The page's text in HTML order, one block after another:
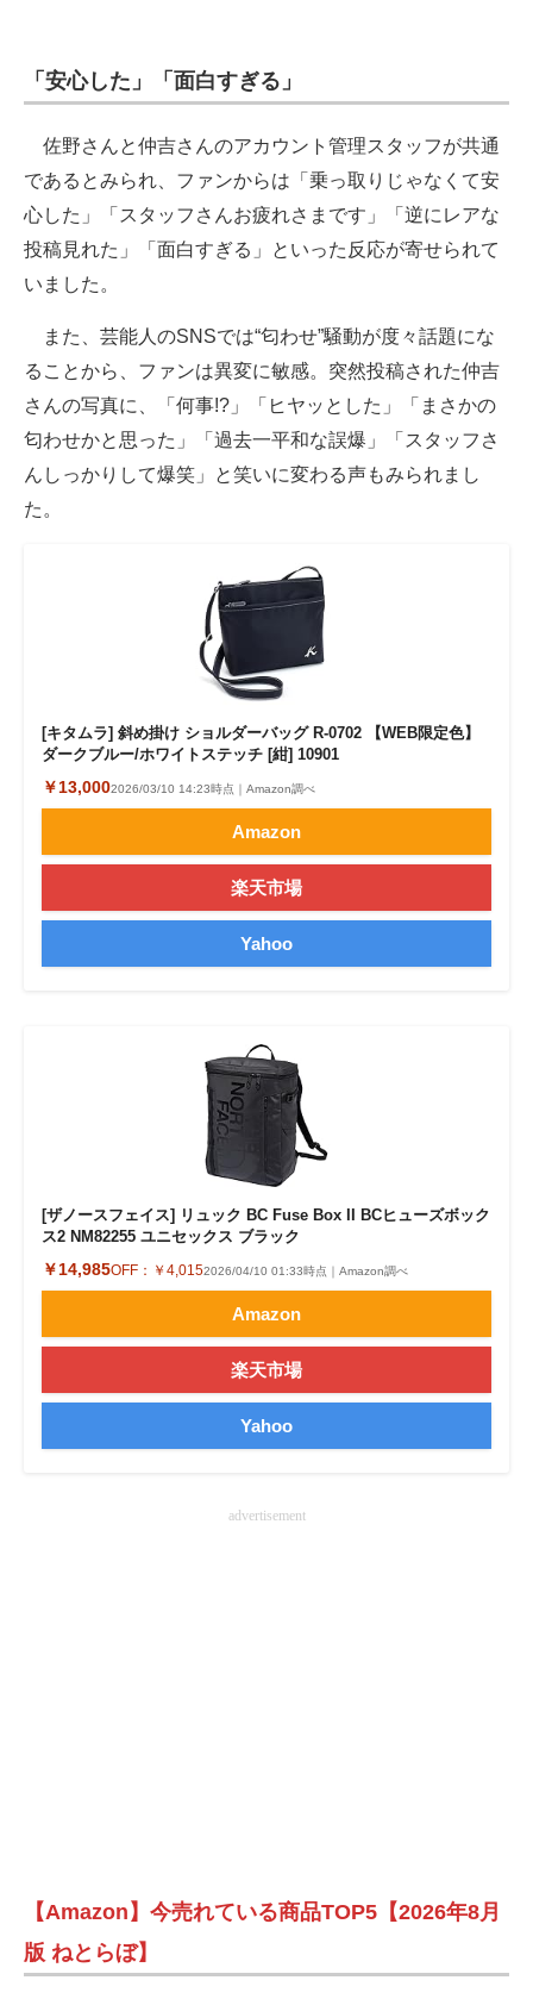
「安心した」「面白すぎる」
佐野さんと仲吉さんのアカウント管理スタッフが共通
であるとみられ、ファンからは「乗っ取りじゃなくて安
心した」「スタッフさんお疲れさまです」「逆にレアな
投稿見れた」「面白すぎる」といった反応が寄せられて
いました。
また、芸能人のSNSでは“匂わせ”騒動が度々話題にな
ることから、ファンは異変に敏感。突然投稿された仲吉
さんの写真に、「何事!?」「ヒヤッとした」「まさかの
匂わせかと思った」「過去一平和な誤爆」「スタッフさ
んしっかりして爆笑」と笑いに変わる声もみられまし
た。
[キタムラ] 斜め掛け ショルダーバッグ R-0702 【WEB限定色】
ダークブルー/ホワイトステッチ [紺] 10901
￥13,0002026/03/10 14:23時点｜Amazon調べ
Amazon
楽天市場
Yahoo
[ザノースフェイス] リュック BC Fuse Box II BCヒューズボック
ス2 NM82255 ユニセックス ブラック
￥14,985OFF： ￥4,0152026/04/10 01:33時点｜Amazon調べ
Amazon
楽天市場
Yahoo
advertisement
【Amazon】今売れている商品TOP5【2026年8月
版 ねとらぼ】